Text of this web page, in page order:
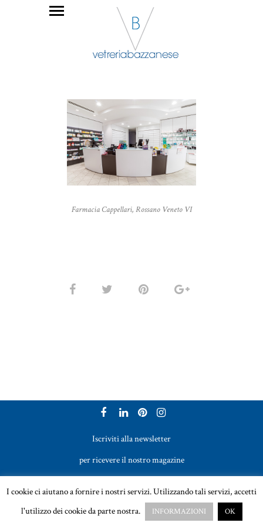
Farmacia Cappellari, Rossano Veneto VI
Iscriviti alla newsletter
per ricevere il nostro magazine
Vetreria Bazzanese s.r.l. - Tel. +39 051 969017
Email:sales@vetreriabazzanese.com
I cookie ci aiutano a fornire i nostri servizi. Utilizzando tali servizi, accetti
l'utilizzo dei cookie da parte nostra.
INFORMAZIONI OK